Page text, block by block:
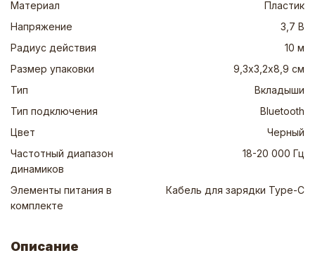
Материал
Пластик
Напряжение
3,7 В
Радиус действия
10 м
Размер упаковки
9,3х3,2х8,9 см
Тип
Вкладыши
Тип подключения
Bluetooth
Цвет
Черный
Частотный диапазон
динамиков
18-20 000 Гц
Элементы питания в
комплекте
Кабель для зарядки Type-C
Описание